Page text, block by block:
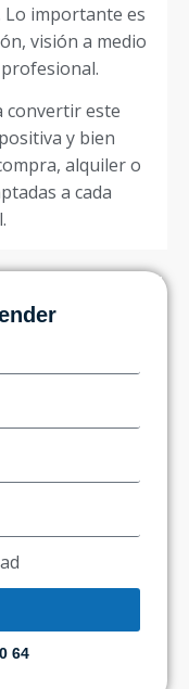
Lo importante es
visión a medio
convertir este
y bien
alquiler o
a cada
64